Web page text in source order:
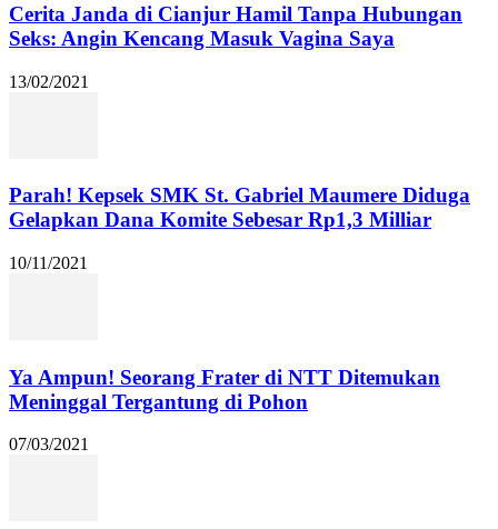
Cerita Janda di Cianjur Hamil Tanpa Hubungan
Seks: Angin Kencang Masuk Vagina Saya
13/02/2021
Parah! Kepsek SMK St. Gabriel Maumere Diduga
Gelapkan Dana Komite Sebesar Rp1,3 Milliar
10/11/2021
Ya Ampun! Seorang Frater di NTT Ditemukan
Meninggal Tergantung di Pohon
07/03/2021